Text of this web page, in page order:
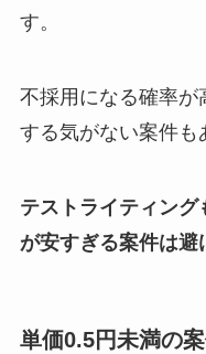
す。
不採用になる確率が
する気がない案件も
テストライティン
が安すぎる案件は避
単価0.5円未満の